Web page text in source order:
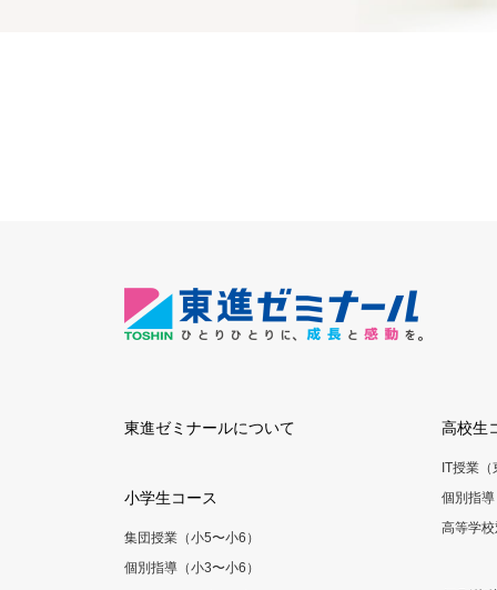
東進ゼミナールについて
小学生コース
集団授業（小5〜小6）
個別指導（小3〜小6）
高校生
IT授業
個別指
高等学